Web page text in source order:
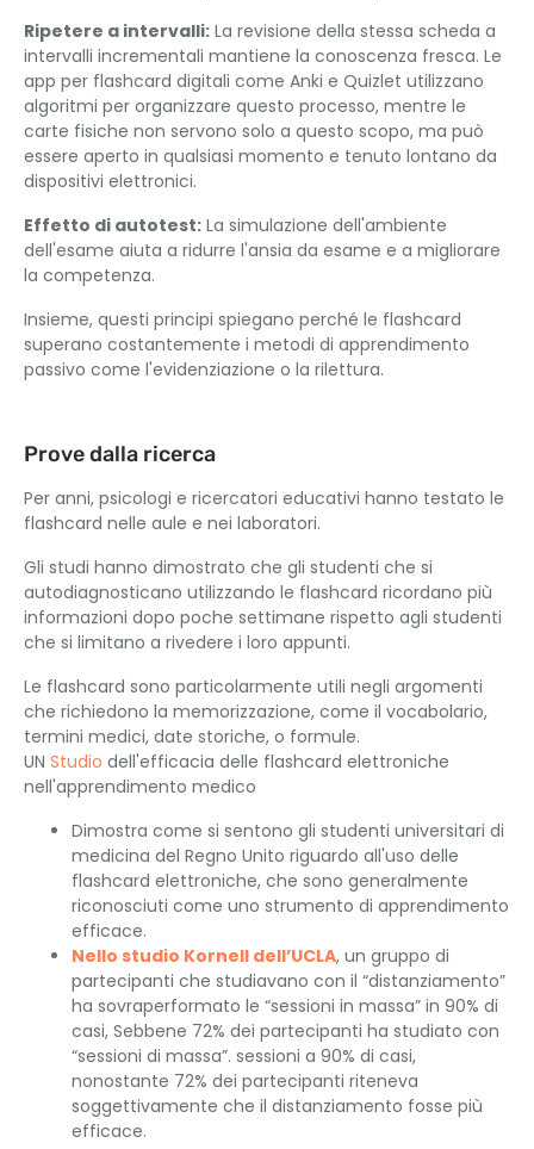
Ripetere a intervalli: La revisione della stessa scheda a
intervalli incrementali mantiene la conoscenza fresca. Le
app per flashcard digitali come Anki e Quizlet utilizzano
algoritmi per organizzare questo processo, mentre le
carte fisiche non servono solo a questo scopo, ma può
essere aperto in qualsiasi momento e tenuto lontano da
dispositivi elettronici.
Effetto di autotest: La simulazione dell'ambiente
dell'esame aiuta a ridurre l'ansia da esame e a migliorare
la competenza.
Insieme, questi principi spiegano perché le flashcard
superano costantemente i metodi di apprendimento
passivo come l'evidenziazione o la rilettura.
Prove dalla ricerca
Per anni, psicologi e ricercatori educativi hanno testato le
flashcard nelle aule e nei laboratori.
Gli studi hanno dimostrato che gli studenti che si
autodiagnosticano utilizzando le flashcard ricordano più
informazioni dopo poche settimane rispetto agli studenti
che si limitano a rivedere i loro appunti.
Le flashcard sono particolarmente utili negli argomenti
che richiedono la memorizzazione, come il vocabolario,
termini medici, date storiche, o formule.
UN Studio dell'efficacia delle flashcard elettroniche
nell'apprendimento medico
Dimostra come si sentono gli studenti universitari di
medicina del Regno Unito riguardo all'uso delle
flashcard elettroniche, che sono generalmente
riconosciuti come uno strumento di apprendimento
efficace.
Nello studio Kornell dell’UCLA, un gruppo di
partecipanti che studiavano con il “distanziamento”
ha sovraperformato le “sessioni in massa” in 90% di
casi, Sebbene 72% dei partecipanti ha studiato con
“sessioni di massa”. sessioni a 90% di casi,
nonostante 72% dei partecipanti riteneva
soggettivamente che il distanziamento fosse più
efficace.